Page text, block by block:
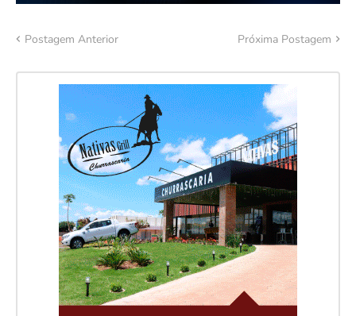
Postagem Anterior Próxima Postagem